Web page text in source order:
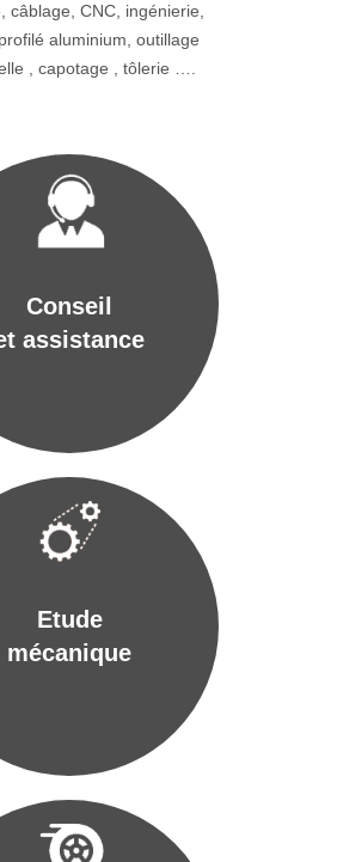
câblage, CNC, ingénierie,
aluminium, outillage
, capotage , tôlerie ….
Conseil
assistance
Etude
mécanique